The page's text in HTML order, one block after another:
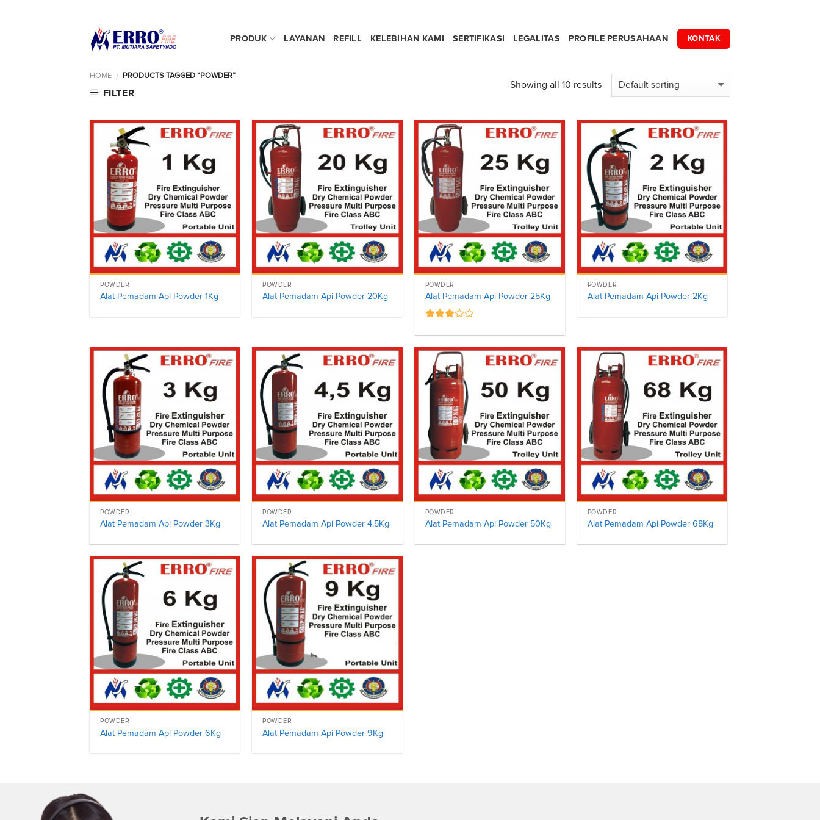
PRODUK LAYANAN REFILL KELEBIHAN KAMI SERTIFIKASI LEGALITAS PROFILE PERUSAHAAN KONTAK
HOME / PRODUCTS TAGGED “POWDER”
FILTER
Showing all 10 results
POWDER
Alat Pemadam Api Powder 1Kg
POWDER
Alat Pemadam Api Powder 20Kg
POWDER
Alat Pemadam Api Powder 25Kg
3.00
out of
POWDER
Alat Pemadam Api Powder 2Kg
POWDER
Alat Pemadam Api Powder 3Kg
POWDER
Alat Pemadam Api Powder 4,5Kg
POWDER
Alat Pemadam Api Powder 50Kg
POWDER
Alat Pemadam Api Powder 68Kg
POWDER
Alat Pemadam Api Powder 6Kg
POWDER
Alat Pemadam Api Powder 9Kg